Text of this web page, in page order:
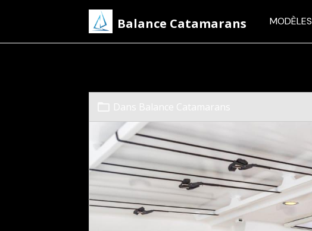
Balance Catamarans MODÈLES
Dans Balance Catamarans